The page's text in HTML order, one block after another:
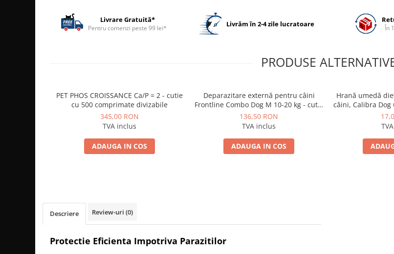
Livrare Gratuită*
Pentru comenzi peste 99 lei* Livrăm în 2-4 zile lucratoare În
PRODUSE
PET PHOS CROISSANCE Ca/P = 2 - cutie
cu 500 comprimate divizabile
345,00 RON
TVA inclus
ADAUGA IN COS
Deparazitare externă pentru câini
Frontline Combo Dog M 10-20 kg - cutie
cu 3 pipete
136,50 RON
TVA inclus
ADAUGA IN COS
Hrană umedă
câini, Calibra
Descriere Review-uri (0)
Protectie Eficienta Impotriva Parazitilor